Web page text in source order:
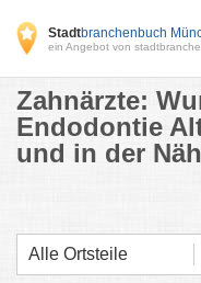
Stadtbranchenbuch
ein Angebot von
Zahnärzte:
Endodontie
und in der
Alle Ortsteile